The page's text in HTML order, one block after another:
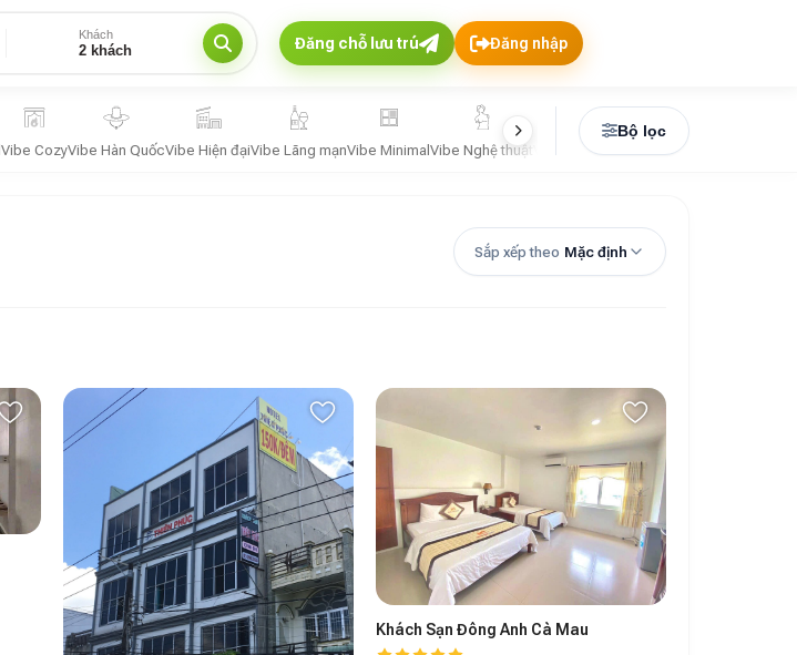
Khách
2 khách Đăng chỗ lưu trú Đăng nhập
Vibe CozyVibe Hàn QuốcVibe Hiện đạiVibe Lãng mạnVibe Minimal Vibe Nghệ thuật Vibe SantoriniVibe Tropical
Bộ lọc
Sắp xếp theo Mặc định
Khách Sạn Đông Anh Cà Mau